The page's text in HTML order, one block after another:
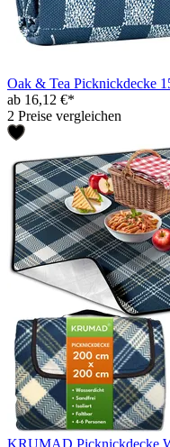
Oak & Tea Picknickdecke
ab 16,12 €*
2 Preise vergleichen
KRUMAD Picknickdecke